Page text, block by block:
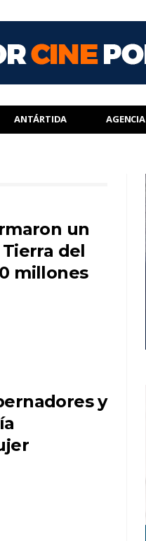
ANTÁRTIDA AGENCIA
un
del
millones
y